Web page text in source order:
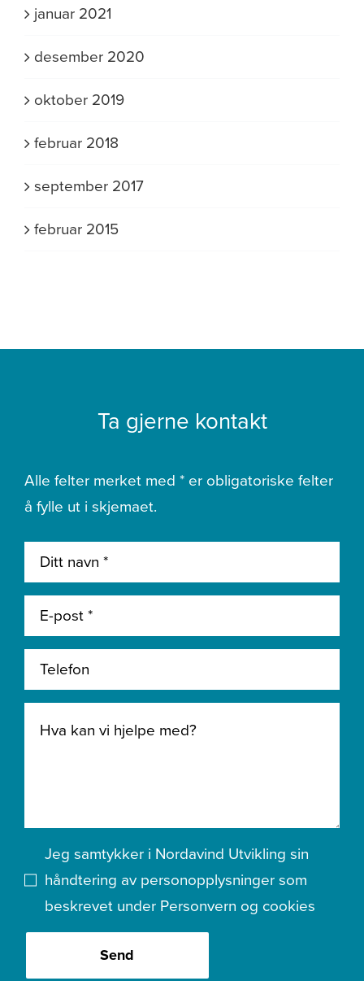
januar 2021
desember 2020
oktober 2019
februar 2018
september 2017
februar 2015
Ta gjerne kontakt
Alle felter merket med * er obligatoriske felter
å fylle ut i skjemaet.
Jeg samtykker i Nordavind Utvikling sin
håndtering av personopplysninger som
beskrevet under Personvern og cookies
Send